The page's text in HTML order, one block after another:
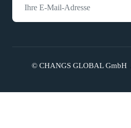
© CHANGS GLOBAL GmbH